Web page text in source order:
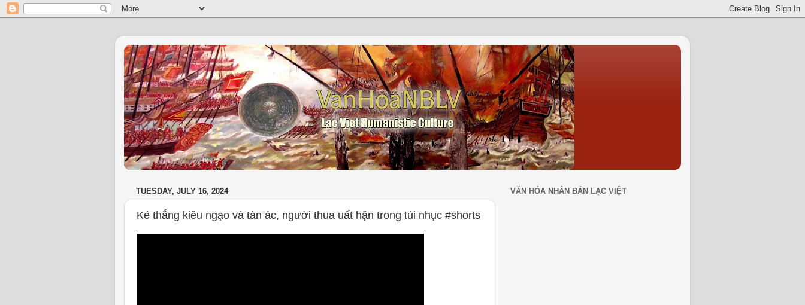
TUESDAY, JULY 16, 2024
Kẻ thắng kiêu ngạo và tàn ác, người thua uất hận trong tủi nhục #shorts
VĂN HÓA NHÂN BẢN LẠC VIỆT